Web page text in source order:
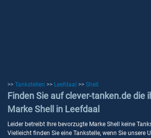
>> Tankstellen >> Leefdaal >> Shell
Finden Sie auf clever-tanken.de die
Marke Shell in Leefdaal
Leider betreibt Ihre bevorzugte Marke Shell keine
Vielleicht finden Sie eine Tankstelle, wenn Sie unsere